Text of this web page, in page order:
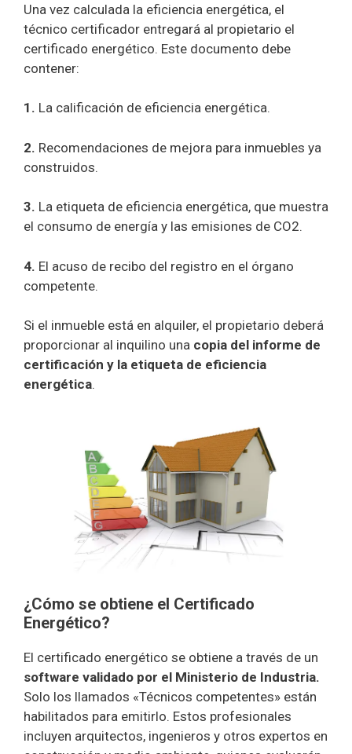
Una vez calculada la eficiencia energética, el
técnico certificador entregará al propietario el
certificado energético. Este documento debe
contener:
1. La calificación de eficiencia energética.
2. Recomendaciones de mejora para inmuebles ya
construidos.
3. La etiqueta de eficiencia energética, que muestra
el consumo de energía y las emisiones de CO2.
4. El acuso de recibo del registro en el órgano
competente.
Si el inmueble está en alquiler, el propietario deberá
proporcionar al inquilino una copia del informe de
certificación y la etiqueta de eficiencia
energética.
¿Cómo se obtiene el Certificado
Energético?
El certificado energético se obtiene a través de un
software validado por el Ministerio de Industria.
Solo los llamados «Técnicos competentes» están
habilitados para emitirlo. Estos profesionales
incluyen arquitectos, ingenieros y otros expertos en